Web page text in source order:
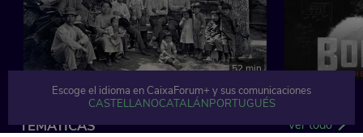
52 min
TEMÁTICAS Ver todo
Escoge el idioma en CaixaForum+ y sus comunicaciones
CASTELLANOCATALÁNPORTUGUÉS